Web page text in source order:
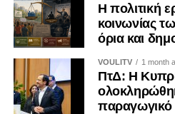
Η πολιτική
κοινωνίας
όρια και
VOULITV 1 month
ΠτΔ: Η
παραγωγικό